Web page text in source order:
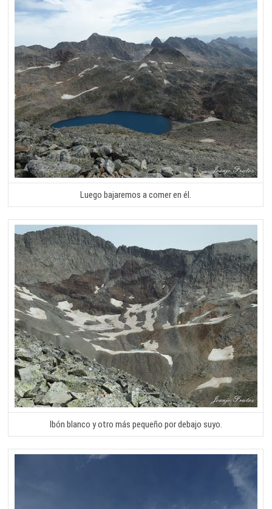
Luego bajaremos a comer en él.
Ibón blanco y otro más pequeño por debajo suyo.